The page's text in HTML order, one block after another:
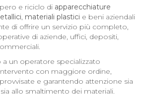
e riciclo di apparecchiature
, materiali plastici e beni aziendali
di offrire un servizio più completo,
di aziende, uffici, depositi,
un operatore specializzato
con maggiore ordine,
e garantendo attenzione sia
allo smaltimento dei materiali.